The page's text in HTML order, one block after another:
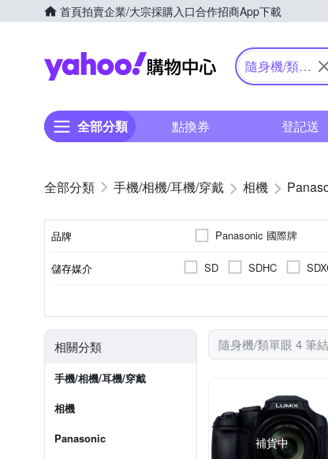
首頁拍賣企業/大宗採購入口合作招商App下載
Yahoo購物中心
隨身機/類單
全部分類 點換券 登記送
手機/相機/耳機/穿戴 相機
品牌 Panasonic 國際牌
儲存媒介 SD SDHC
相關分類
手機/相機/耳機/穿戴
相機
Panasonic
隨身機/類單眼 4 筆
補貨中